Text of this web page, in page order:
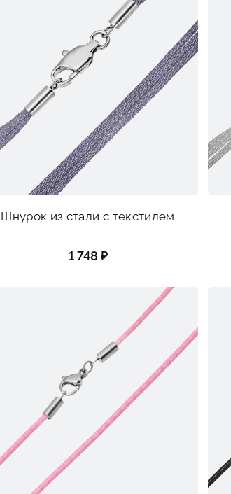
Шнурок из стали с текстилем
1 748 ₽